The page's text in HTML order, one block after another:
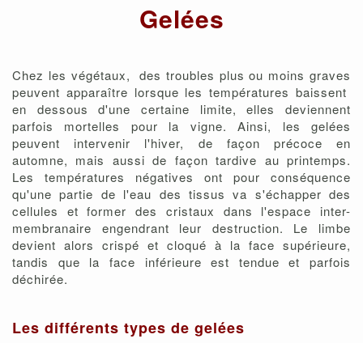
Gelées
Chez les végétaux, des troubles plus ou moins graves
peuvent apparaître lorsque les températures baissent
en dessous d'une certaine limite, elles deviennent
parfois mortelles pour la vigne. Ainsi, les gelées
peuvent intervenir l'hiver, de façon précoce en
automne, mais aussi de façon tardive au printemps.
Les températures négatives ont pour conséquence
qu'une partie de l'eau des tissus va s'échapper des
cellules et former des cristaux dans l'espace inter-
membranaire engendrant leur destruction. Le limbe
devient alors crispé et cloqué à la face supérieure,
tandis que la face inférieure est tendue et parfois
déchirée.
Les différents types de gelées